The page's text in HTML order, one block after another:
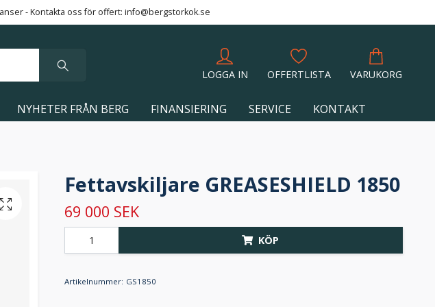
- Kontakta oss för offert: info@bergstorkok.se
LOGGA IN OFFERTLISTA VARUKORG
NYHETER FRÅN BERG FINANSIERING SERVICE KONTAKT
Fettavskiljare GREASESHIELD 1850
69 000 SEK
KÖP
Artikelnummer: GS1850